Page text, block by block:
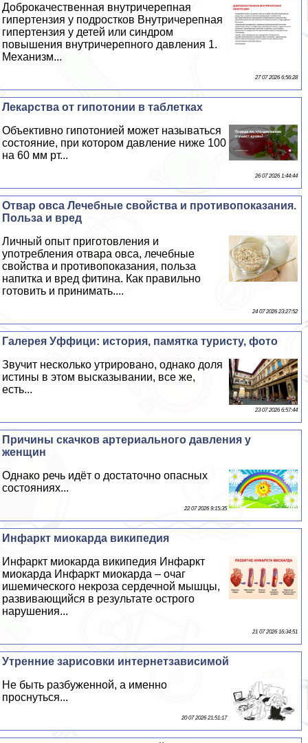
Доброкачественная внутричерепная
гипертензия у подростков Внутричерепная
гипертензия у детей или синдром
повышения внутричерепного давления 1.
Механизм...
27 07 2026 6:56:28
Лекарства от гипотонии в таблетках
Объективно гипотонией может называться
состояние, при котором давление ниже 100
на 60 мм рт...
26 07 2026 1:44:44
Отвар овса Лечебные свойства и противопоказания.
Польза и вред
Личный опыт приготовления и
употрeбления отвара овса, лечебные
свойства и противопоказания, польза
напитка и вред фитина. Как правильно
готовить и принимать....
24 07 2026 23:27:52
Галерея Уффици: история, памятка туристу, фото
Звучит несколько утрировано, однако доля
истины в этом высказывании, все же,
есть...
23 07 2026 6:57:44
Причины скачков артериального давления у
женщин
Однако речь идёт о достаточно опасных
состояниях...
22 07 2026 9:15:35
Инфаркт миокарда википедия
Инфаркт миокарда википедия Инфаркт
миокарда Инфаркт миокарда – очаг
ишемического некроза сердечной мышцы,
развивающийся в результате острого
нарушения...
21 07 2026 16:34:51
Утренние зарисовки интернетзависимой
Не быть разбуженной, а именно
проснуться...
20 07 2026 21:51:17